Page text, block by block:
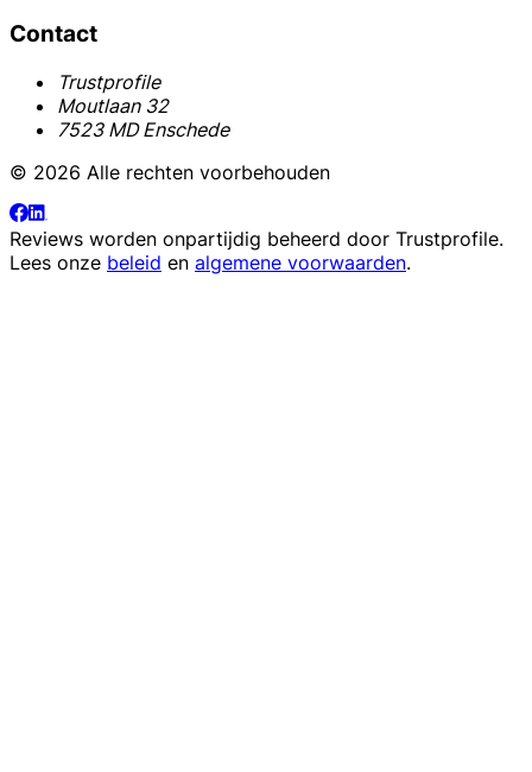
Contact
Trustprofile
Moutlaan 32
7523 MD Enschede
© 2026 Alle rechten voorbehouden
Reviews worden onpartijdig beheerd door Trustprofile.
Lees onze beleid en algemene voorwaarden.